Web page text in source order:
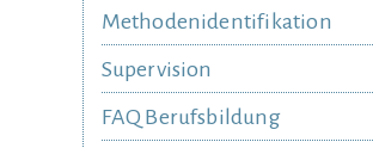
Methodenidentifikation
Supervision
FAQ Berufsbildung